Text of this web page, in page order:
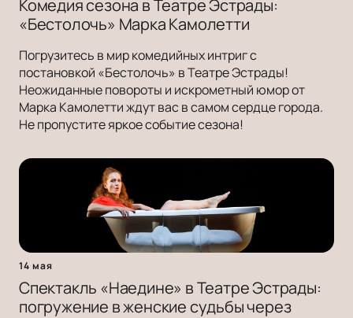
Комедия сезона в Театре Эстрады:
«Бестолочь» Марка Камолетти
Погрузитесь в мир комедийных интриг с
постановкой «Бестолочь» в Театре Эстрады!
Неожиданные повороты и искрометный юмор от
Марка Камолетти ждут вас в самом сердце города.
Не пропустите яркое событие сезона!
14 мая
Спектакль «Наедине» в Театре Эстрады:
погружение в женские судьбы через